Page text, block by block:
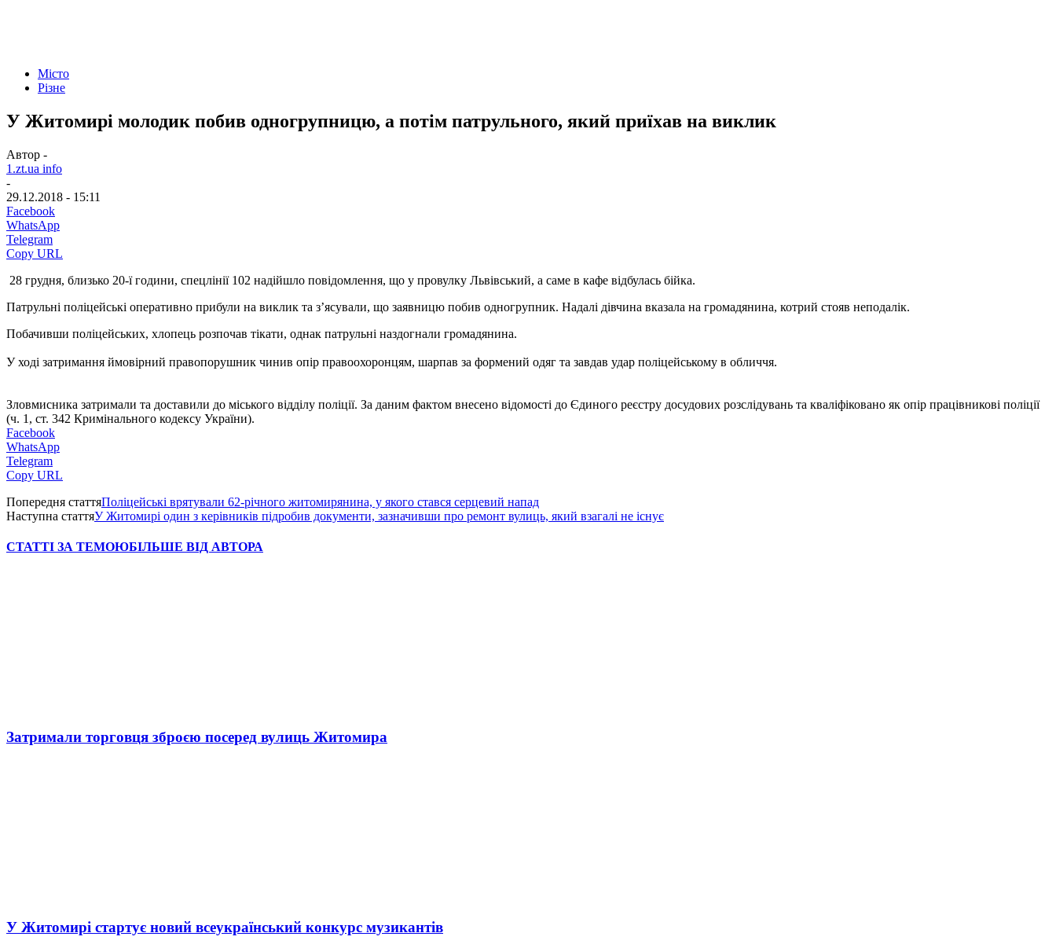
Місто
Різне
У Житомирі молодик побив одногрупницю, а потім патрульного, який приїхав на виклик
Автор -
1.zt.ua info
-
29.12.2018 - 15:11
Facebook
WhatsApp
Telegram
Copy URL
28 грудня, близько 20-ї години, спецлінії 102 надійшло повідомлення, що у провулку Львівський, а саме в кафе відбулась бійка.
Патрульні поліцейські оперативно прибули на виклик та з’ясували, що заявницю побив одногрупник. Надалі дівчина вказала на громадянина, котрий стояв неподалік.
Побачивши поліцейських, хлопець розпочав тікати, однак патрульні наздогнали громадянина.
У ході затримання ймовірний правопорушник чинив опір правоохоронцям, шарпав за формений одяг та завдав удар поліцейському в обличчя.
Зловмисника затримали та доставили до міського відділу поліції. За даним фактом внесено відомості до Єдиного реєстру досудових розслідувань та кваліфіковано як опір працівникові поліції
(ч. 1, ст. 342 Кримінального кодексу України).
Facebook
WhatsApp
Telegram
Copy URL
Попередня статтяПоліцейські врятували 62-річного житомирянина, у якого стався серцевий напад
Наступна статтяУ Житомирі один з керівників підробив документи, зазначивши про ремонт вулиць, який взагалі не існує
СТАТТІ ЗА ТЕМОЮБІЛЬШЕ ВІД АВТОРА
Затримали торговця зброєю посеред вулиць Житомира
У Житомирі стартує новий всеукраїнський конкурс музикантів